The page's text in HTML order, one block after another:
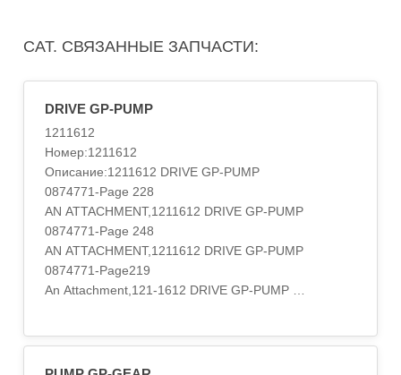
CAT. СВЯЗАННЫЕ ЗАПЧАСТИ:
DRIVE GP-PUMP
1211612
Номер:1211612
Описание:1211612 DRIVE GP-PUMP
0874771-Page 228
AN ATTACHMENT,1211612 DRIVE GP-PUMP
0874771-Page 248
AN ATTACHMENT,1211612 DRIVE GP-PUMP
0874771-Page219
An Attachment,121-1612 DRIVE GP-PUMP
AN ATTACHMENT,121-1612 DRIVE GP-PUMP
S/N 2JR1-UP